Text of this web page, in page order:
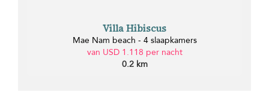
Villa Hibiscus
Mae Nam beach - 4 slaapkamers
van USD 1.118 per nacht
0.2 km